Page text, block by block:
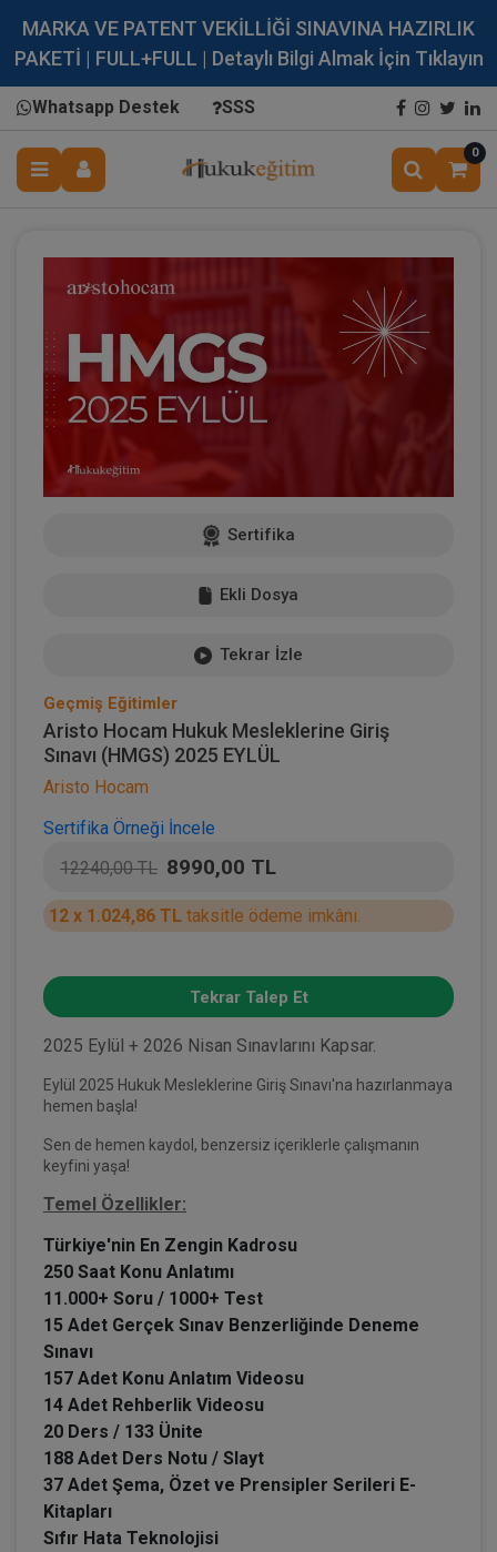
MARKA VE PATENT VEKİLLİĞİ SINAVINA HAZIRLIK
PAKETİ | FULL+FULL | Detaylı Bilgi Almak İçin Tıklayın
Whatsapp Destek SSS
0
Sertifika
Ekli Dosya
Tekrar İzle
Geçmiş Eğitimler
Aristo Hocam Hukuk Mesleklerine Giriş
Sınavı (HMGS) 2025 EYLÜL
Aristo Hocam
Sertifika Örneği İncele
12240,00 TL 8990,00 TL
12 x 1.024,86 TL taksitle ödeme imkânı.
Tekrar Talep Et
2025 Eylül + 2026 Nisan Sınavlarını Kapsar.
Eylül 2025 Hukuk Mesleklerine Giriş Sınavı'na hazırlanmaya
hemen başla!
Sen de hemen kaydol, benzersiz içeriklerle çalışmanın
keyfini yaşa!
Temel Özellikler:
Türkiye'nin En Zengin Kadrosu
250 Saat Konu Anlatımı
11.000+ Soru / 1000+ Test
15 Adet Gerçek Sınav Benzerliğinde Deneme
Sınavı
157 Adet Konu Anlatım Videosu
14 Adet Rehberlik Videosu
20 Ders / 133 Ünite
188 Adet Ders Notu / Slayt
37 Adet Şema, Özet ve Prensipler Serileri E-
Kitapları
Sıfır Hata Teknolojisi